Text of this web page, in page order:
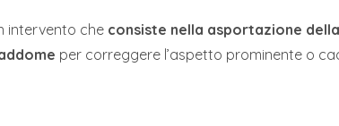
intervento che consiste nella asportazione
per correggere l’aspetto prominente o